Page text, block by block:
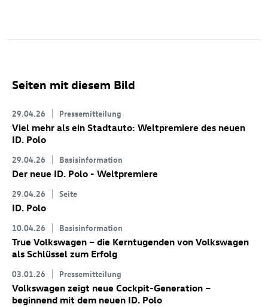
Seiten mit diesem Bild
29.04.26 Pressemitteilung
Viel mehr als ein Stadtauto: Weltpremiere des neuen
ID. Polo
29.04.26 Basisinformation
Der neue ID. Polo - Weltpremiere
29.04.26 Seite
ID. Polo
10.04.26 Basisinformation
True Volkswagen – die Kerntugenden von Volkswagen
als Schlüssel zum Erfolg
03.01.26 Pressemitteilung
Volkswagen zeigt neue Cockpit-Generation –
beginnend mit dem neuen ID. Polo